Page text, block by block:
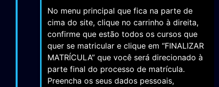
No menu principal que fica na parte de
cima do site, clique no carrinho à direita,
confirme que estão todos os cursos que
quer se matricular e clique em “FINALIZAR
MATRÍCULA” que você será direcionado à
parte final do processo de matrícula.
Preencha os seus dados pessoais,